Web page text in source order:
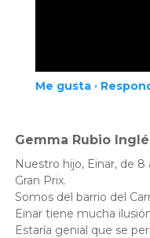
en Canal 4 (Uruguay)
Me gusta ·
Gemma Rubio
Nuestro hijo, Einar, de
Gran Prix.
Somos del barrio del
Einar tiene mucha
Estaría genial que se